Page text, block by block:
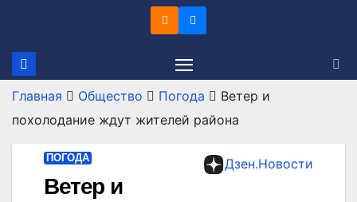
содержимому
Главная Общество Погода
Ветер и
похолодание ждут жителей района
Дзен.Новости
ПОГОДА
Ветер и